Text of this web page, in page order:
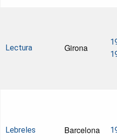
Lectura Girona
Lebreles Barcelona